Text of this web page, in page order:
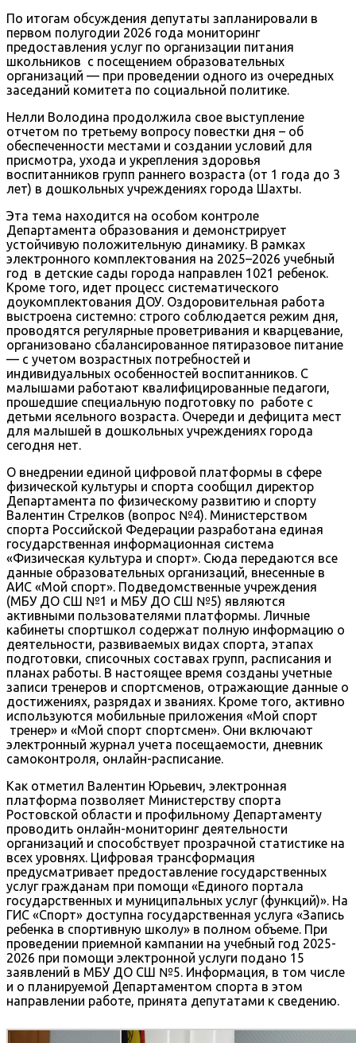
По итогам обсуждения депутаты запланировали в
первом полугодии 2026 года мониторинг
предоставления услуг по организации питания
школьников с посещением образовательных
организаций — при проведении одного из очередных
заседаний комитета по социальной политике.
Нелли Володина продолжила свое выступление
отчетом по третьему вопросу повестки дня – об
обеспеченности местами и создании условий для
присмотра, ухода и укрепления здоровья
воспитанников групп раннего возраста (от 1 года до 3
лет) в дошкольных учреждениях города Шахты.
Эта тема находится на особом контроле
Департамента образования и демонстрирует
устойчивую положительную динамику. В рамках
электронного комплектования на 2025–2026 учебный
год в детские сады города направлен 1021 ребенок.
Кроме того, идет процесс систематического
доукомплектования ДОУ. Оздоровительная работа
выстроена системно: строго соблюдается режим дня,
проводятся регулярные проветривания и кварцевание,
организовано сбалансированное пятиразовое питание
— с учетом возрастных потребностей и
индивидуальных особенностей воспитанников. С
малышами работают квалифицированные педагоги,
прошедшие специальную подготовку по работе с
детьми ясельного возраста. Очереди и дефицита мест
для малышей в дошкольных учреждениях города
сегодня нет.
О внедрении единой цифровой платформы в сфере
физической культуры и спорта сообщил директор
Департамента по физическому развитию и спорту
Валентин Стрелков (вопрос №4). Министерством
спорта Российской Федерации разработана единая
государственная информационная система
«Физическая культура и спорт». Сюда передаются все
данные образовательных организаций, внесенные в
АИС «Мой спорт». Подведомственные учреждения
(МБУ ДО СШ №1 и МБУ ДО СШ №5) являются
активными пользователями платформы. Личные
кабинеты спортшкол содержат полную информацию о
деятельности, развиваемых видах спорта, этапах
подготовки, списочных составах групп, расписания и
планах работы. В настоящее время созданы учетные
записи тренеров и спортсменов, отражающие данные о
достижениях, разрядах и званиях. Кроме того, активно
используются мобильные приложения «Мой спорт
тренер» и «Мой спорт спортсмен». Они включают
электронный журнал учета посещаемости, дневник
самоконтроля, онлайн-расписание.
Как отметил Валентин Юрьевич, электронная
платформа позволяет Министерству спорта
Ростовской области и профильному Департаменту
проводить онлайн-мониторинг деятельности
организаций и способствует прозрачной статистике на
всех уровнях. Цифровая трансформация
предусматривает предоставление государственных
услуг гражданам при помощи «Единого портала
государственных и муниципальных услуг (функций)». На
ГИС «Спорт» доступна государственная услуга «Запись
ребенка в спортивную школу» в полном объеме. При
проведении приемной кампании на учебный год 2025-
2026 при помощи электронной услуги подано 15
заявлений в МБУ ДО СШ №5. Информация, в том числе
и о планируемой Департаментом спорта в этом
направлении работе, принята депутатами к сведению.